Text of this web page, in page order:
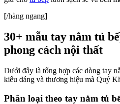
[/hàng ngang]
30+ mẫu tay nắm tủ
phong cách nội thất
Dưới đây là tổng hợp các dòng tay
kiểu dáng và thương hiệu mà Quý
Phân loại theo tay nắm tủ